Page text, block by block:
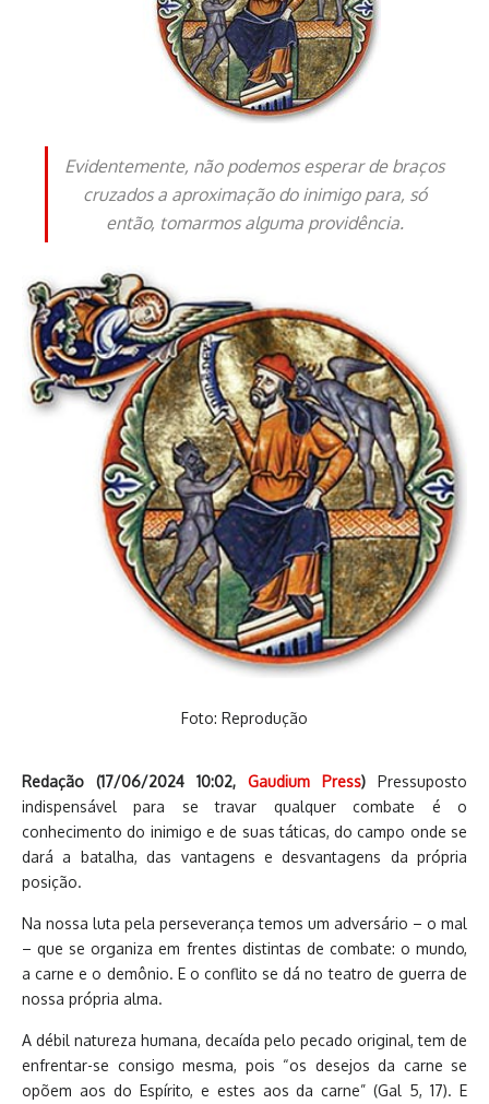
Evidentemente, não podemos esperar de braços
cruzados a aproximação do inimigo para, só
então, tomarmos alguma providência.
Foto: Reprodução
Redação (17/06/2024 10:02, Gaudium Press) Pressuposto
indispensável para se travar qualquer combate é o
conhecimento do inimigo e de suas táticas, do campo onde se
dará a batalha, das vantagens e desvantagens da própria
posição.
Na nossa luta pela perseverança temos um adversário – o mal
– que se organiza em frentes distintas de combate: o mundo,
a carne e o demônio. E o conflito se dá no teatro de guerra de
nossa própria alma.
A débil natureza humana, decaída pelo pecado original, tem de
enfrentar-se consigo mesma, pois “os desejos da carne se
opõem aos do Espírito, e estes aos da carne” (Gal 5, 17). E